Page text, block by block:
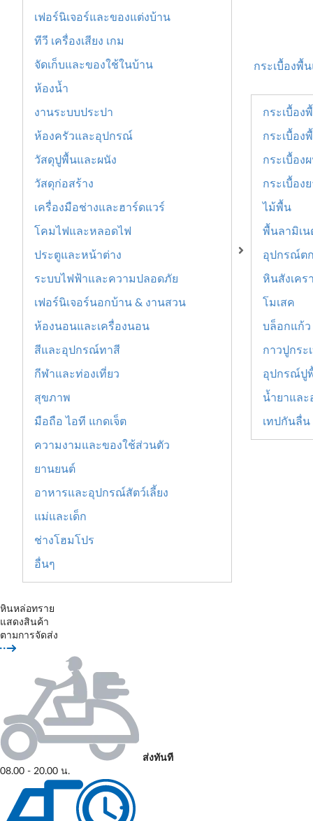
เฟอร์นิเจอร์และของแต่งบ้าน
ทีวี เครื่องเสียง เกม
จัดเก็บและของใช้ในบ้าน
ห้องน้ำ
งานระบบประปา
ห้องครัวและอุปกรณ์
วัสดุปูพื้นและผนัง
วัสดุก่อสร้าง
เครื่องมือช่างและฮาร์ดแวร์
โคมไฟและหลอดไฟ
ประตูและหน้าต่าง
ระบบไฟฟ้าและความปลอดภัย
เฟอร์นิเจอร์นอกบ้าน & งานสวน
ห้องนอนและเครื่องนอน
สีและอุปกรณ์ทาสี
กีฬาและท่องเที่ยว
สุขภาพ
มือถือ ไอที แกดเจ็ต
ความงามและของใช้ส่วนตัว
ยานยนต์
อาหารและอุปกรณ์สัตว์เลี้ยง
แม่และเด็ก
ช่างโฮมโปร
อื่นๆ
กระเบื้องพื้
กระเบื้อง
กระเบื้อง
กระเบื้อง
กระเบื้อง
ไม้พื้น
พื้นลามิเน
อุปกรณ์ต
หินสังเคร
โมเสค
บล็อกแก้ว
กาวปูกระ
อุปกรณ์ปู
น้ำยาแล
เทปกันลื่น
หินหล่อทราย
แสดงสินค้า
ตามการจัดส่ง
ส่งทันที
08.00 - 20.00 น.